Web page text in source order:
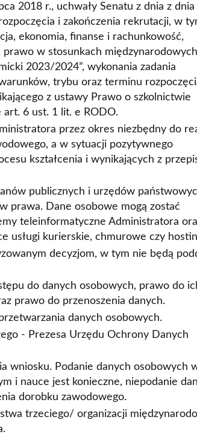
2018 r., uchwały Senatu z dnia z dnia
i zakończenia rekrutacji, w
ekonomia, finanse i rachunkowość,
w stosunkach
2023/2024”, wykonania zadania
trybu oraz terminu
z ustawy Prawo o szkolnictwie
art. 6 ust. 1 lit. e RODO.
przez okres niezbędny do
a w sytuacji pozytywnego
kształcenia i wynikających z
publicznych i urzędów
prawa. Dane osobowe mogą zostać
teleinformatyczne Administratora
usługi kurierskie, chmurowe czy
decyzjom, w tym nie będą
do danych osobowych, prawo do
prawo do przenoszenia danych.
danych osobowych.
- Prezesa Urzędu Ochrony Danych
wniosku. Podanie danych osobowych
i nauce jest konieczne, niepodanie
dorobku zawodowego.
trzeciego/ organizacji